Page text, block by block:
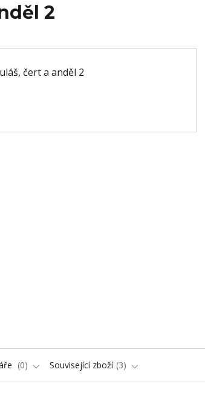
2
0 Související zboží 3